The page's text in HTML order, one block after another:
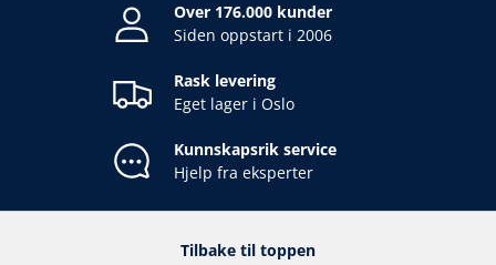
Over 176.000 kunder
Siden oppstart i 2006
Rask levering
Eget lager i Oslo
Kunnskapsrik service
Hjelp fra eksperter
Tilbake til toppen